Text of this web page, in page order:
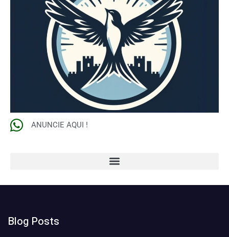
ANUNCIE AQUI !
Blog Posts